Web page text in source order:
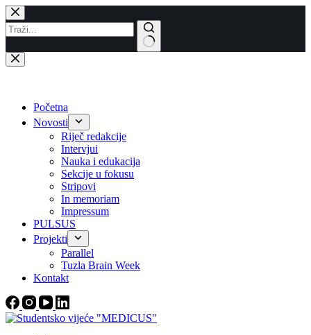
Skip
to
content
No
results
Početna
Novosti
Riječ redakcije
Intervjui
Nauka i edukacija
Sekcije u fokusu
Stripovi
In memoriam
Impressum
PULSUS
Projekti
Parallel
Tuzla Brain Week
Kontakt